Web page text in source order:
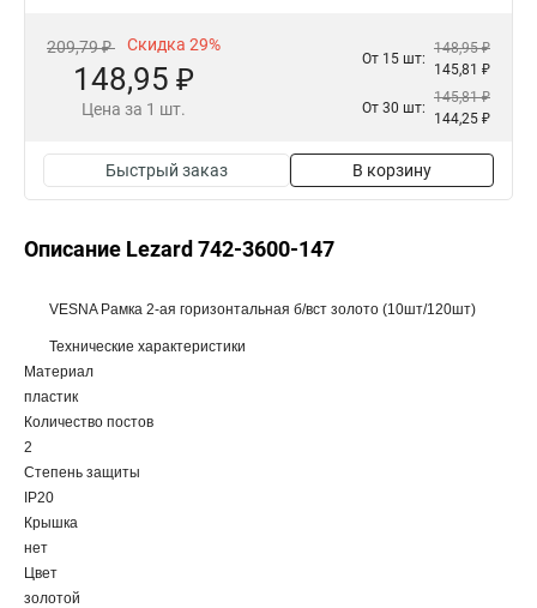
209,79 ₽ Скидка 29%
148,95 ₽
Цена за 1 шт.
От 15 шт:
148,95 ₽
145,81 ₽
От 30 шт:
145,81 ₽
144,25 ₽
Быстрый заказ В корзину
Описание Lezard 742-3600-147
VESNA Рамка 2-ая горизонтальная б/вст золото (10шт/120шт)
Технические характеристики
Материал
пластик
Количество постов
2
Степень защиты
IP20
Крышка
нет
Цвет
золотой